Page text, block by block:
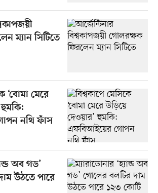
ম্যান সিটিতে
‘বোমা মেরে
হুমকি:
নথি ফাঁস
অব গড’
উঠতে পারে